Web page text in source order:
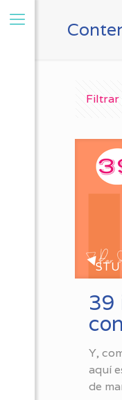
39
Y,
aquí
de